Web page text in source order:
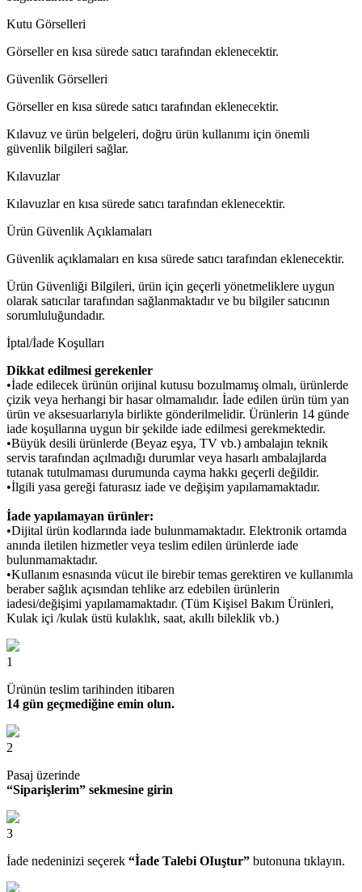
Kutu Görselleri
Görseller en kısa sürede satıcı tarafından eklenecektir.
Güvenlik Görselleri
Görseller en kısa sürede satıcı tarafından eklenecektir.
Kılavuz ve ürün belgeleri, doğru ürün kullanımı için önemli
güvenlik bilgileri sağlar.
Kılavuzlar
Kılavuzlar en kısa sürede satıcı tarafından eklenecektir.
Ürün Güvenlik Açıklamaları
Güvenlik açıklamaları en kısa sürede satıcı tarafından eklenecektir.
Ürün Güvenliği Bilgileri, ürün için geçerli yönetmeliklere uygun
olarak satıcılar tarafından sağlanmaktadır ve bu bilgiler satıcının
sorumluluğundadır.
İptal/İade Koşulları
Dikkat edilmesi gerekenler
•İade edilecek ürünün orijinal kutusu bozulmamış olmalı, ürünlerde
çizik veya herhangi bir hasar olmamalıdır. İade edilen ürün tüm yan
ürün ve aksesuarlarıyla birlikte gönderilmelidir. Ürünlerin 14 günde
iade koşullarına uygun bir şekilde iade edilmesi gerekmektedir.
•Büyük desili ürünlerde (Beyaz eşya, TV vb.) ambalajın teknik
servis tarafından açılmadığı durumlar veya hasarlı ambalajlarda
tutanak tutulmaması durumunda cayma hakkı geçerli değildir.
•İlgili yasa gereği faturasız iade ve değişim yapılamamaktadır.
İade yapılamayan ürünler:
•Dijital ürün kodlarında iade bulunmamaktadır. Elektronik ortamda
anında iletilen hizmetler veya teslim edilen ürünlerde iade
bulunmamaktadır.
•Kullanım esnasında vücut ile birebir temas gerektiren ve kullanımla
beraber sağlık açısından tehlike arz edebilen ürünlerin
iadesi/değişimi yapılamamaktadır. (Tüm Kişisel Bakım Ürünleri,
Kulak içi /kulak üstü kulaklık, saat, akıllı bileklik vb.)
1
Ürünün teslim tarihinden itibaren
14 gün geçmediğine emin olun.
2
Pasaj üzerinde
“Siparişlerim” sekmesine girin
3
İade nedeninizi seçerek “İade Talebi OIuştur” butonuna tıklayın.